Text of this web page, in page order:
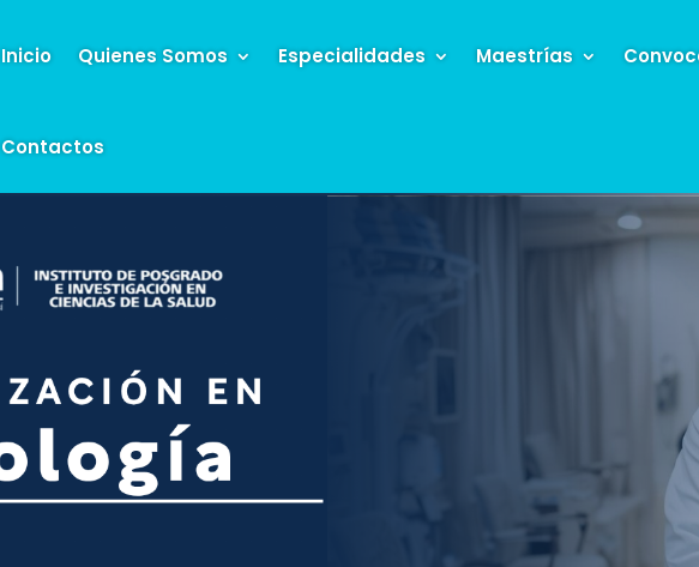
Inicio Quienes Somos Especialidades Maestrías
Contactos